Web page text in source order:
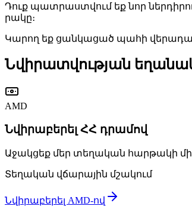
Դուք պատ­րաստ­վում եք նոր
րա­կը։
Կա­րող եք ցան­կա­ցած պա­հի
Նվիրատվության
AMD
Նվի­րա­բե­րել ՀՀ դրա­մով
Ա­ջակ­ցեք մեր տե­ղա­կան հար­թա­կի
Տե­ղա­կան վճա­րա­յին մշա­կում
Նվի­րա­բե­րել AMD-ով